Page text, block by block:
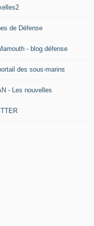
de Défense
- blog défense
des sous-marins
- Les nouvelles